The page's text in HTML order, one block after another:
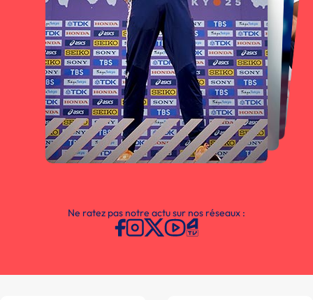
Ne ratez pas notre actu sur nos réseaux :